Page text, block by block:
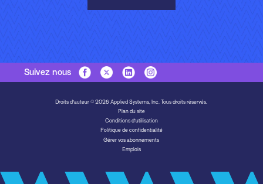
Suivez nous
Droits d'auteur © 2026 Applied Systems, Inc. Tous droits réservés.
Plan du site
Conditions d’utilisation
Politique de confidentialité
Gérer vos abonnements
Emplois